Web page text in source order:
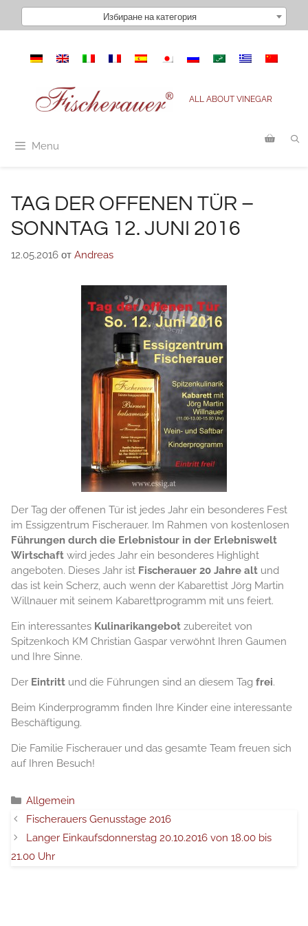
съдържанието
Избиране на категория
ALL ABOUT VINEGAR
Menu
TAG DER OFFENEN TÜR –
SONNTAG 12. JUNI 2016
12.05.2016 от Andreas
Der Tag der offenen Tür ist jedes Jahr ein besonderes Fest
im Essigzentrum Fischerauer. Im Rahmen von kostenlosen
Führungen durch die Erlebnistour in der Erlebniswelt
Wirtschaft wird jedes Jahr ein besonderes Highlight
angeboten. Dieses Jahr ist Fischerauer 20 Jahre alt und
das ist kein Scherz, auch wenn der Kabarettist Jörg Martin
Willnauer mit seinem Kabarettprogramm mit uns feiert.
Ein interessantes Kulinarikangebot zubereitet von
Spitzenkoch KM Christian Gaspar verwöhnt Ihren Gaumen
und Ihre Sinne.
Der Eintritt und die Führungen sind an diesem Tag frei.
Beim Kinderprogramm finden Ihre Kinder eine interessante
Beschäftigung.
Die Familie Fischerauer und das gesamte Team freuen sich
auf Ihren Besuch!
Категории
Allgemein
Fischerauers Genusstage 2016
Langer Einkaufsdonnerstag 20.10.2016 von 18.00 bis
21.00 Uhr